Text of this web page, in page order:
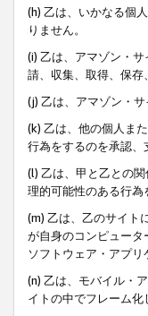
(h) 乙は、いかなる個
りません。
(i) 乙は、アマゾン・
請、収集、取得、保存
(j) 乙は、アマゾン・
(k) 乙は、他の個人ま
行為をするのを承認、
(l) 乙は、甲と乙との
理的可能性のある行為
(m) 乙は、乙のサイト
が自身のコンピュー
ソフトウェア・アプ
(n) 乙は、モバイル・
イトの中でフレーム